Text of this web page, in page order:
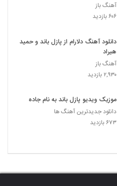
آهنگ باز
۶۰۶ بازدید
دانلود آهنگ دلارام از پازل باند و حمید
هیراد
آهنگ باز
۲,۹۳۰ بازدید
موزیک ویدیو پازل باند به نام جاده
دانلود جدیدترین آهنگ ها
۶۷۳ بازدید